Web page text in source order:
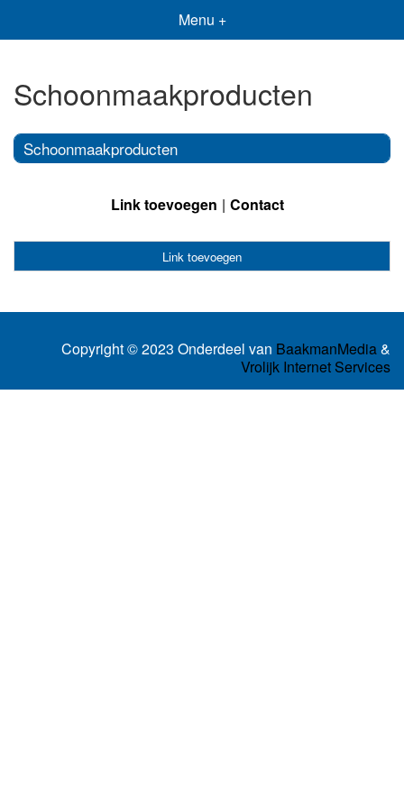
Menu +
Schoonmaakproducten
Schoonmaakproducten
Link toevoegen Contact
Link toevoegen
Copyright © 2023 Onderdeel van BaakmanMedia&
Vrolijk Internet Services